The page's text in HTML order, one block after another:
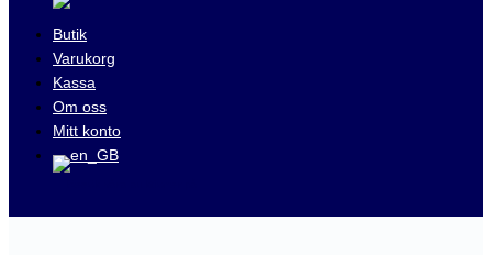
Butik
Varukorg
Kassa
Om oss
Mitt konto